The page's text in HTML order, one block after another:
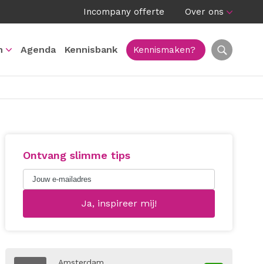
Incompany offerte Over ons
Agenda Kennisbank Kennismaken?
Ontvang slimme tips